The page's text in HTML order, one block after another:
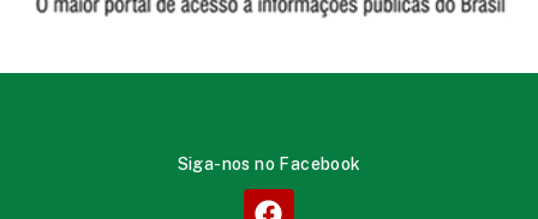
Siga-nos no Facebook